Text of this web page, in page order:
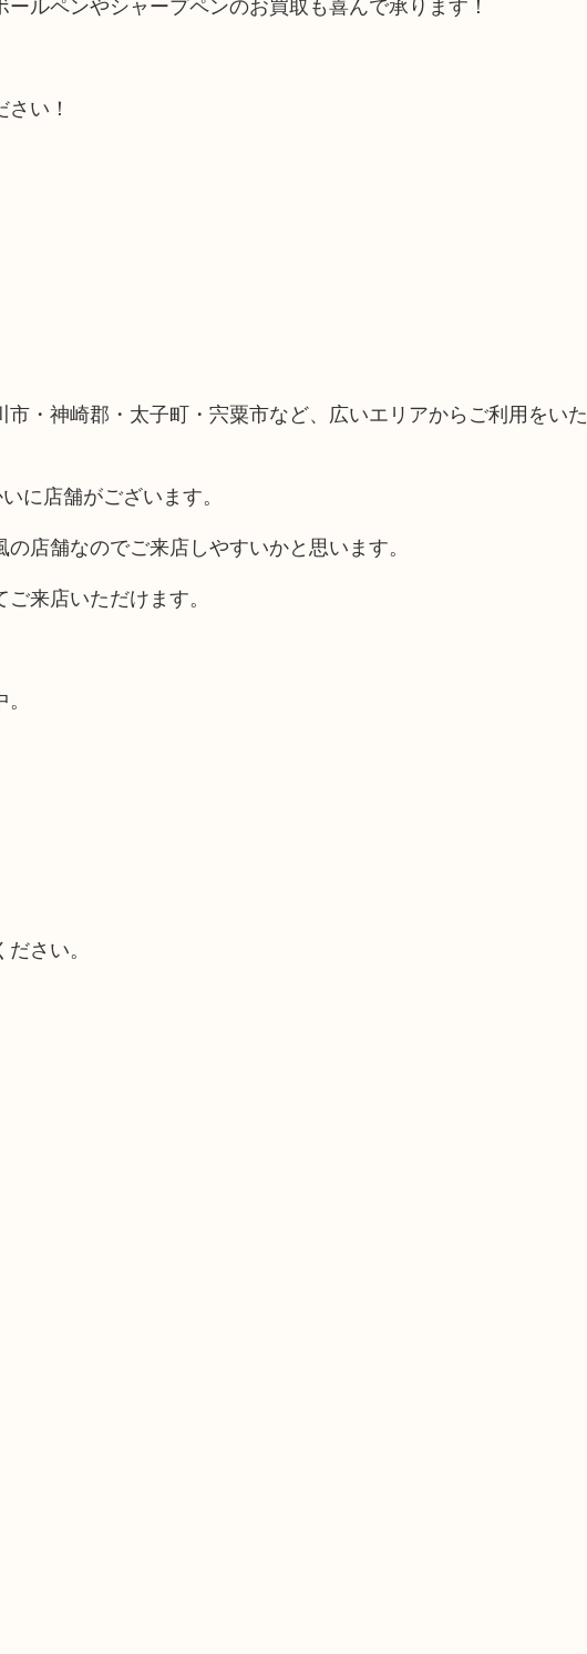
い！
・神崎郡・太子町・宍粟市など、広いエリアからご利用をいた
に店舗がございます。
店舗なのでご来店しやすいかと思います。
来店いただけます。
さい。